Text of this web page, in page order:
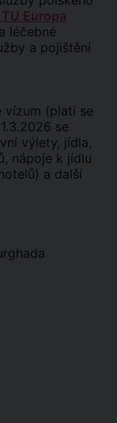
Europa
léčebné
a pojištění
vízum (platí se
se
výlety, jídla,
nápoje k jídlu
a další